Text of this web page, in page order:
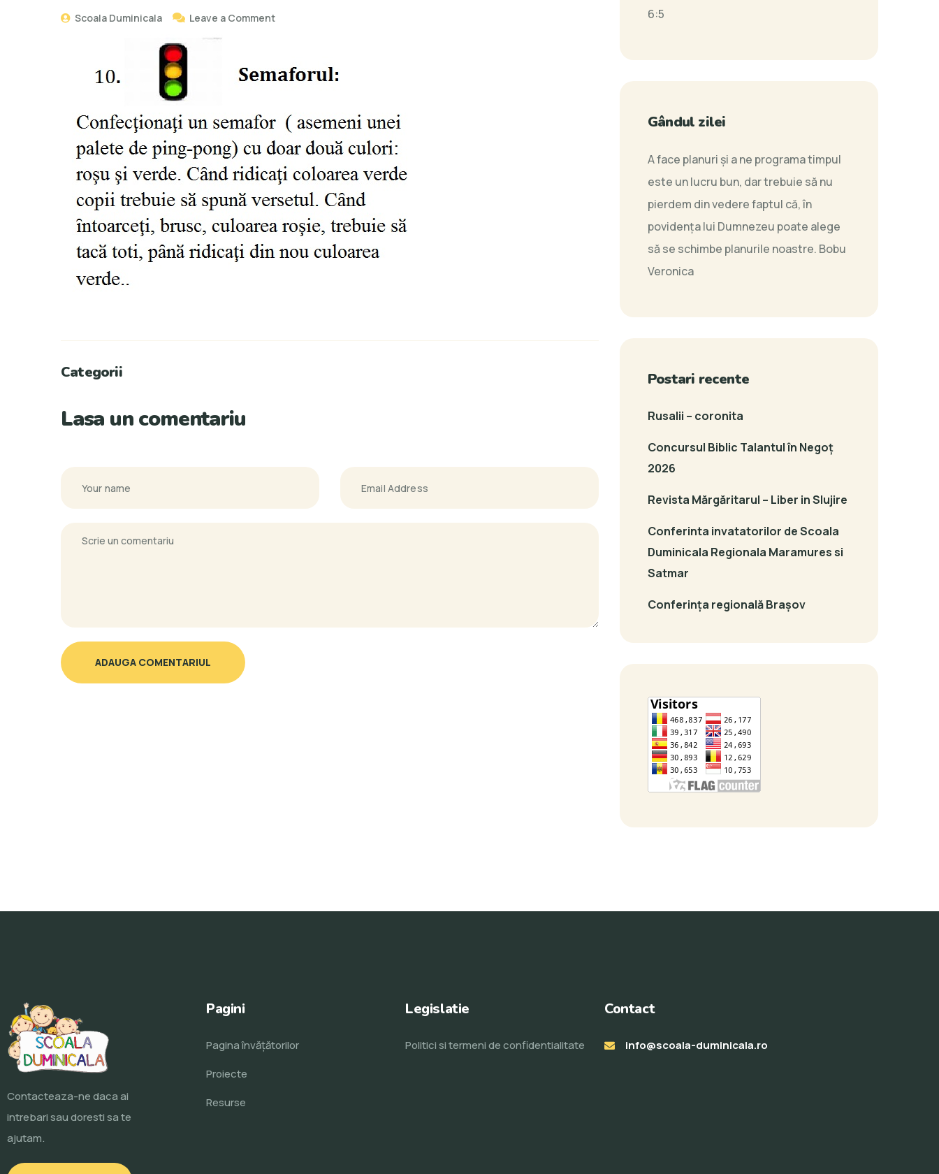
Scoala Duminicala Leave a Comment
Categorii
Lasa un comentariu
ADAUGA COMENTARIUL
6:5
Gândul zilei
A face planuri şi a ne programa timpul
este un lucru bun, dar trebuie să nu
pierdem din vedere faptul că, în
povidenţa lui Dumnezeu poate alege
să se schimbe planurile noastre. Bobu
Veronica
Postari recente
Rusalii – coronita
Concursul Biblic Talantul în Negoț
2026
Revista Mărgăritarul – Liber in Slujire
Conferinta invatatorilor de Scoala
Duminicala Regionala Maramures si
Satmar
Conferința regională Brașov
Contacteaza-ne daca ai
intrebari sau doresti sa te
ajutam.
Pagini
Pagina învăţătorilor
Proiecte
Resurse
Legislatie
Politici si termeni de confidentialitate
Contact
info@scoala-duminicala.ro